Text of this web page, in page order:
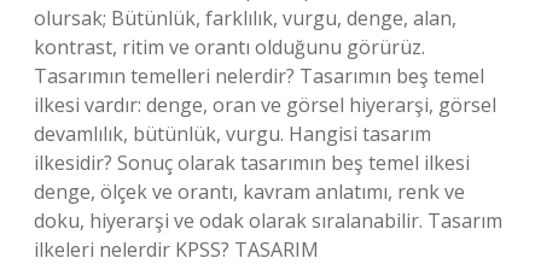
olursak; Bütünlük, farklılık, vurgu, denge, alan,
kontrast, ritim ve orantı olduğunu görürüz.
Tasarımın temelleri nelerdir? Tasarımın beş temel
ilkesi vardır: denge, oran ve görsel hiyerarşi, görsel
devamlılık, bütünlük, vurgu. Hangisi tasarım
ilkesidir? Sonuç olarak tasarımın beş temel ilkesi
denge, ölçek ve orantı, kavram anlatımı, renk ve
doku, hiyerarşi ve odak olarak sıralanabilir. Tasarım
ilkeleri nelerdir KPSS? TASARIM